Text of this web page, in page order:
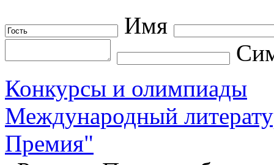
Имя
Конкурсы и олимпиады
Международный
Премия"